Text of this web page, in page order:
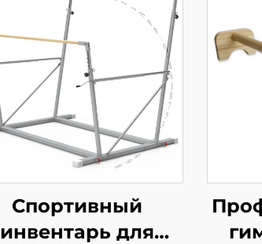
Спортивный
инвентарь для